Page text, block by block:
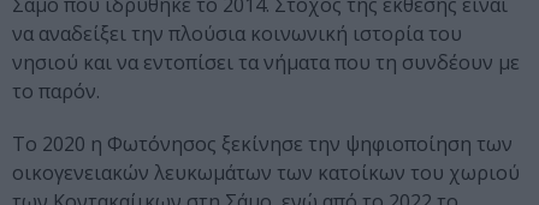
να αναδείξει την πλούσια κοινωνική ιστορία του
νησιού και να εντοπίσει τα νήματα που τη συνδέουν με
το παρόν.
Το 2020 η Φωτόνησος ξεκίνησε την ψηφιοποίηση των
οικογενειακών λευκωμάτων των κατοίκων του χωριού